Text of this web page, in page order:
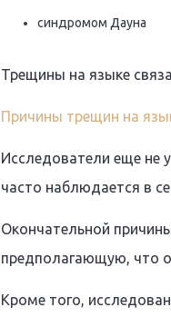
синдромом Дауна
Трещины на языке
Причины трещин на
Исследователи еще не
часто наблюдается в
Окончательной
предполагающую, что
Кроме того,